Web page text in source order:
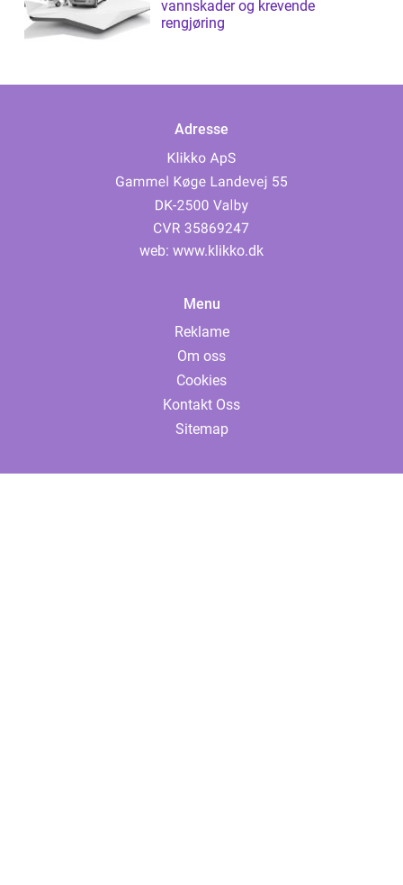
vannskader og krevende
rengjøring
Adresse
web: www.klikko.dk
Menu
Reklame
Om oss
Cookies
Kontakt Oss
Sitemap